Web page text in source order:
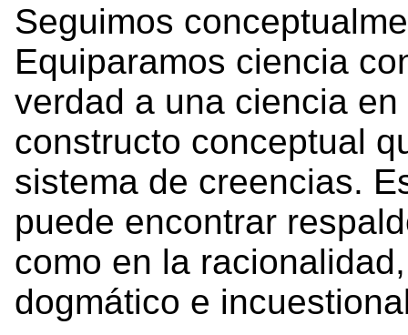
Seguimos
Equiparamos ciencia
verdad a una ciencia
constructo conceptual
sistema de creencias.
puede encontrar
como en la
dogmático e